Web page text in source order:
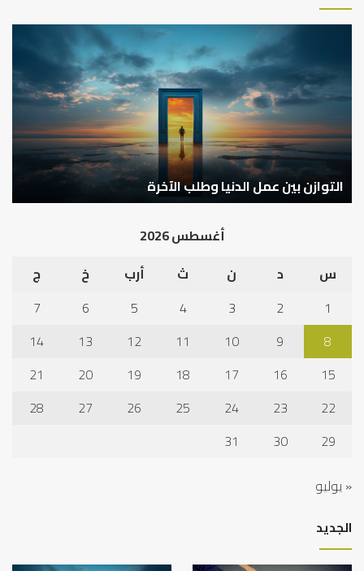
كيف
العبادات
شخصية
الإنسان؟
كيف تشكل العبادات شخصية الإنسان؟
أغسطس 2026
س
د ن ث أرب خ
ج
1
2
3
4
5
6
7
8
9
10
11
12
13
14
15
16
17
18
19
20
21
22
23
24
25
26
27
28
29
30
31
« يوليو
الجديد